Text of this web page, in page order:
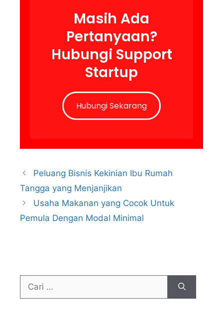
Masih Ada
Pertanyaan?
Hubungi Support
Startup
Hubungi Sekarang
Peluang Bisnis Kekinian Ibu Rumah
Tangga yang Menjanjikan
Usaha Makanan yang Cocok Untuk
Pemula Dengan Modal Minimal